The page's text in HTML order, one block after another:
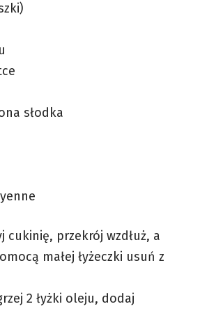
słodka
cukinię, przekrój wzdłuż, a
małej łyżeczki usuń z
2 łyżki oleju, dodaj